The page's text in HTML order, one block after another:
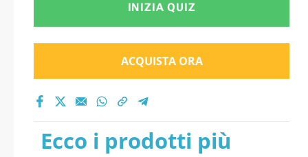
INIZIA QUIZ
ACQUISTA ORA
Ecco i prodotti più